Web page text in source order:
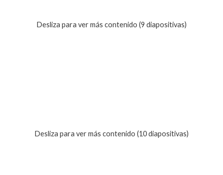
Desliza para ver más contenido (9 diapositivas)
Desliza para ver más contenido (10 diapositivas)